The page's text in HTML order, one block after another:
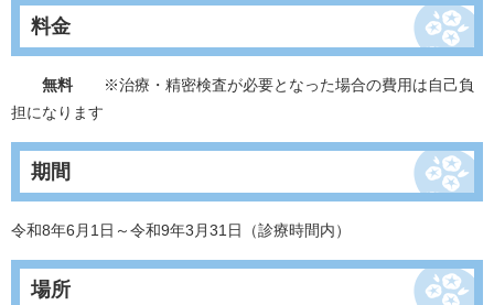
料金
無料 ※治療・精密検査が必要となった場合の費用は自己負
担になります
期間
令和8年6月1日～令和9年3月31日（診療時間内）
場所